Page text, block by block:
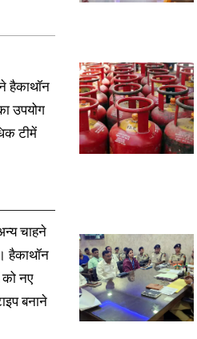
हैकाथॉन
उपयोग
टीमें
चाहने
हैकाथॉन
को नए
बनाने